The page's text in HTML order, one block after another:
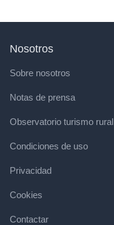
Nosotros
Sobre nosotros
Notas de prensa
Observatorio turismo rural
Condiciones de uso
Privacidad
Cookies
Contactar